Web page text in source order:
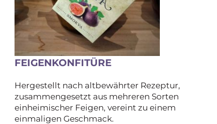
FEIGENKONFITÜRE
Hergestellt nach altbewährter Rezeptur,
zusammengesetzt aus mehreren Sorten
einheimischer Feigen, vereint zu einem
einmaligen Geschmack.